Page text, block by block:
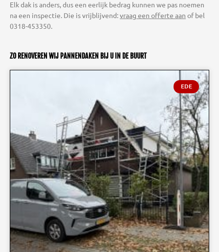
Elk dak is anders, dus een eerlijk bedrag kunnen we pas noemen
na een inspectie. Die is vrijblijvend:vraag een offerte aan of bel
0318-453350.
ZO RENOVEREN WIJ PANNENDAKEN BIJ U IN DE BUURT
EDE